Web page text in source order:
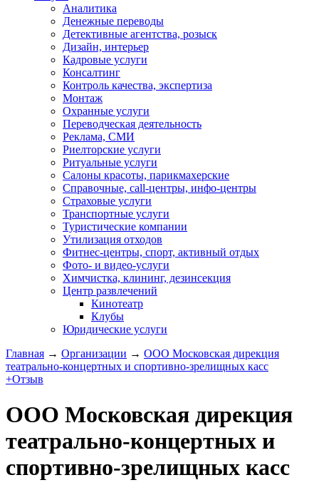
Аналитика
Денежные переводы
Детективные агентства, розыск
Дизайн, интерьер
Кадровые услуги
Консалтинг
Контроль качества, экспертиза
Монтаж
Охранные услуги
Переводческая деятельность
Реклама, СМИ
Риелторские услуги
Ритуальные услуги
Салоны красоты, парикмахерские
Справочные, call-центры, инфо-центры
Страховые услуги
Транспортные услуги
Туристические компании
Утилизация отходов
Фитнес-центры, спорт, активный отдых
Фото- и видео-услуги
Химчистка, клининг, дезинсекция
Центр развлечений
Кинотеатр
Клубы
Юридические услуги
Главная → Организации → ООО Московская дирекция
театрально-концертных и спортивно-зрелищных касс
+Отзыв
ООО Московская дирекция
театрально-концертных и
спортивно-зрелищных касс